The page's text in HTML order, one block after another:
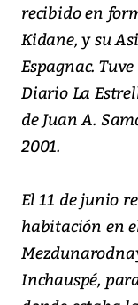
recibido en
Kidane, y su
Espagnac.
Diario La
de Juan A.
2001.
El 11 de junio
habitación en
Inchauspé,